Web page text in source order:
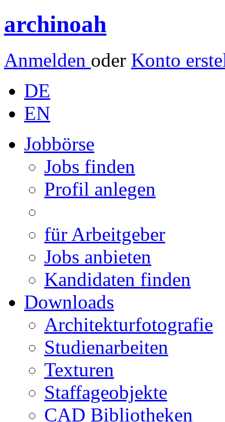
archinoah
Anmelden oder Konto
DE
EN
Jobbörse
Jobs finden
Profil anlegen
für Arbeitgeber
Jobs anbieten
Kandidaten finden
Downloads
Architekturfotografie
Studienarbeiten
Texturen
Staffageobjekte
CAD Bibliotheken